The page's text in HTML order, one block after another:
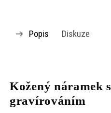
Popis Diskuze
Kožený náramek s
gravírováním